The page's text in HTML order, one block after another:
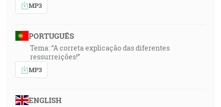
MP3
PORTUGUÊS
Tema: “A correta explicação das diferentes
ressurreições!”
MP3
ENGLISH